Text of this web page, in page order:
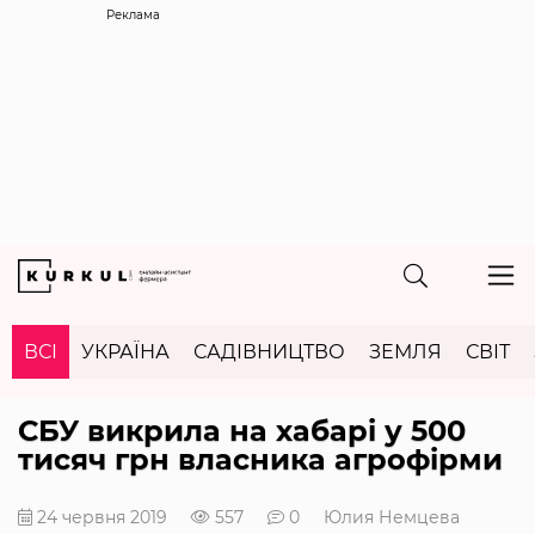
Реклама
ВСІ УКРАЇНА САДІВНИЦТВО ЗЕМЛЯ СВІТ
СБУ викрила на хабарі у 500
тисяч грн власника агрофірми
24 червня 2019 557 0 Юлия Немцева